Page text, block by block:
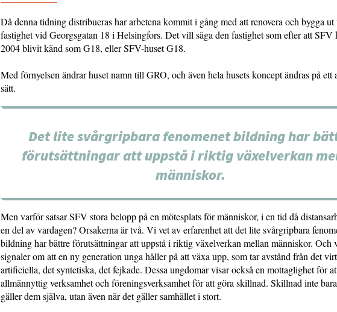
Då denna tidning distribueras har arbetena kommit i gång med att renovera och bygga ut
fastighet vid Georgsgatan 18 i Helsingfors. Det vill säga den fastighet som efter att SFV
2004 blivit känd som G18, eller SFV-huset G18.
Med förnyelsen ändrar huset namn till GRO, och även hela husets koncept ändras på ett
sätt.
Det lite svårgripbara fenomenet bildning har
förutsättningar att uppstå i riktig växelverkan
människor.
Men varför satsar SFV stora belopp på en mötesplats för människor, i en tid då
en del av vardagen? Orsakerna är två. Vi vet av erfarenhet att det lite svårgripbara
bildning har bättre förutsättningar att uppstå i riktig växelverkan mellan människor. Och
signaler om att en ny generation unga håller på att växa upp, som tar avstånd från det
artificiella, det syntetiska, det fejkade. Dessa ungdomar visar också en mottaglighet för
allmännyttig verksamhet och föreningsverksamhet för att göra skillnad. Skillnad inte
gäller dem själva, utan även när det gäller samhället i stort.